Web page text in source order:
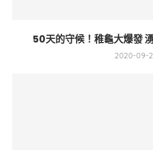
50天的守候！稚龜大爆發
2020-09-